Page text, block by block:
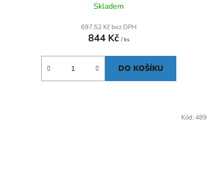
Skladem
697,52 Kč bez DPH
844 Kč / ks
DO KOŠÍKU
Kód: 489